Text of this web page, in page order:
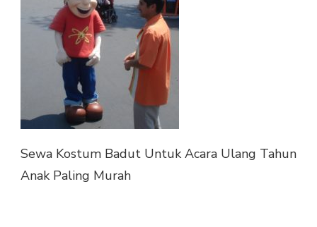
ANAK
PALING
MURAH
Sewa Kostum Badut Untuk Acara Ulang Tahun
Anak Paling Murah